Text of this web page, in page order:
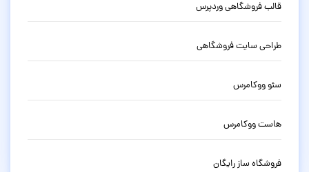
قالب فروشگاهی وردپرس
طراحی سایت فروشگاهی
سئو ووکامرس
هاست ووکامرس
فروشگاه ساز رایگان